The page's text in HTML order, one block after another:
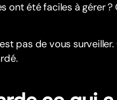
ont été faciles à gérer
pas de vous